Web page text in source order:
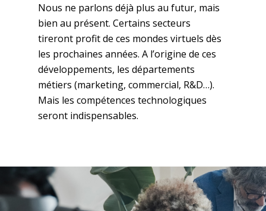
Nous ne parlons déjà plus au futur, mais
bien au présent. Certains secteurs
tireront profit de ces mondes virtuels dès
les prochaines années. A l’origine de ces
développements, les départements
métiers (marketing, commercial, R&D…).
Mais les compétences technologiques
seront indispensables.